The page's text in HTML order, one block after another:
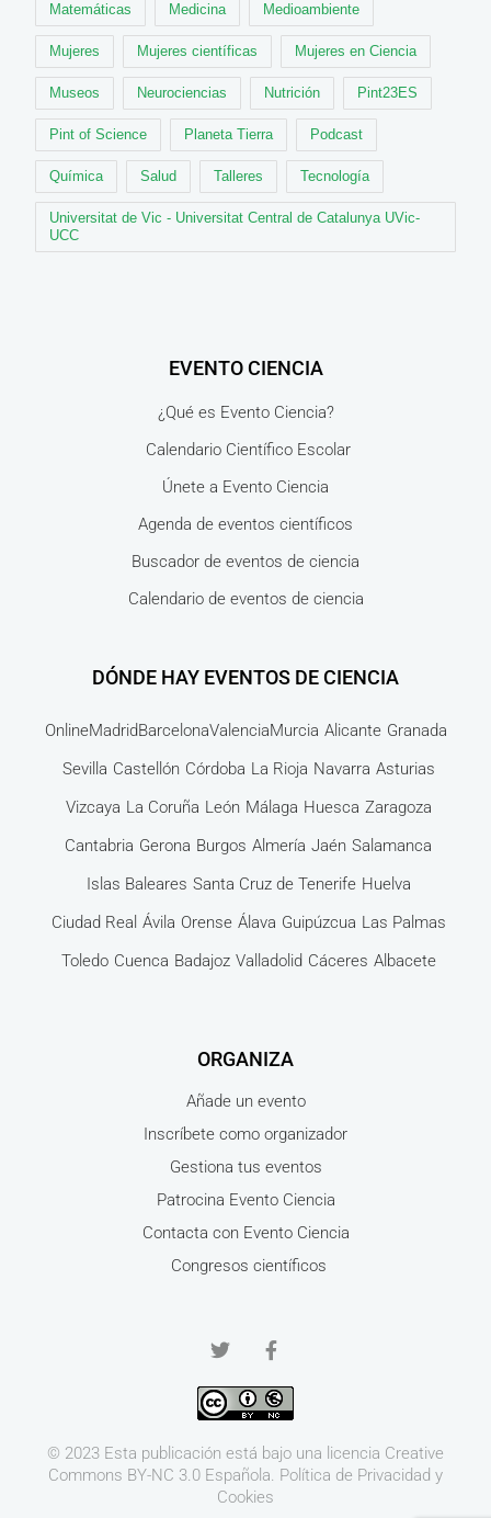
Matemáticas Medicina Medioambiente
Mujeres Mujeres científicas Mujeres en Ciencia
Museos Neurociencias Nutrición Pint23ES
Pint of Science Planeta Tierra Podcast
Química Salud Talleres Tecnología
Universitat de Vic - Universitat Central de Catalunya UVic-
UCC
EVENTO CIENCIA
¿Qué es Evento Ciencia?
Calendario Científico Escolar
Únete a Evento Ciencia
Agenda de eventos científicos
Buscador de eventos de ciencia
Calendario de eventos de ciencia
DÓNDE HAY EVENTOS DE CIENCIA
OnlineMadridBarcelonaValenciaMurcia Alicante Granada
Sevilla Castellón Córdoba La Rioja Navarra Asturias
Vizcaya La Coruña León Málaga Huesca Zaragoza
Cantabria Gerona Burgos Almería Jaén Salamanca
Islas Baleares Santa Cruz de Tenerife Huelva
Ciudad Real Ávila Orense Álava Guipúzcua Las Palmas
Toledo Cuenca Badajoz Valladolid Cáceres Albacete
ORGANIZA
Añade un evento
Inscríbete como organizador
Gestiona tus eventos
Patrocina Evento Ciencia
Contacta con Evento Ciencia
Congresos científicos
© 2023 Esta publicación está bajo una licencia Creative
Commons BY-NC 3.0 Española. Política de Privacidad y
Cookies